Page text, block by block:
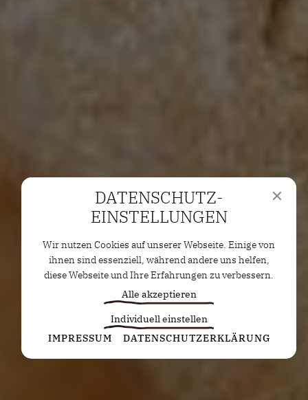
DATENSCHUTZ­
EINSTELLUNGEN
Wir nutzen Cookies auf unserer Webseite. Einige von
ihnen sind essenziell, während andere uns helfen,
diese Webseite und Ihre Erfahrungen zu verbessern.
Alle akzeptieren
Individuell einstellen
Statistiken
Diese Cookies erfassen anonyme Statistiken. Diese
IMPRESSUM DATENSCHUTZERKLÄRUNG